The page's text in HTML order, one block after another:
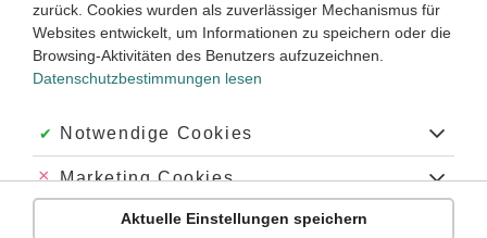
EinPolygon(andere Namen:Vieleckodern-Eck) ist eine
ebene, geschlossene, gradlinig begrenzteFigur. Dabei
werden die Ecken mit Großbuchstaben bezeichnet, und zwar
immergegen den Uhrzeigersinn(im mathematisch positiven
man die PolygoneDreieck(n= 3),
Fünfeck
Pentagon,n= 5),Sechseck(Hexagon,n= 6),Achteck
(Oktagon,n= 8) usw.
Man unterscheidet
konvexe und konkave Polygone, je
nachdem, ob
Verbindungslinien von zwei Punkten des
zurück. Cookies wurden als zuverlässiger Mechanismus für
Websites entwickelt, um Informationen zu speichern oder die
Browsing-Aktivitäten des Benutzers aufzuzeichnen.
Datenschutzbestimmungen lesen
Akzeptiert:
Notwendige Cookies
Abgelehnt:
Marketing Cookies
Abgelehnt:
Personalisierungs-Cookies
Aktuelle Einstellungen speichern